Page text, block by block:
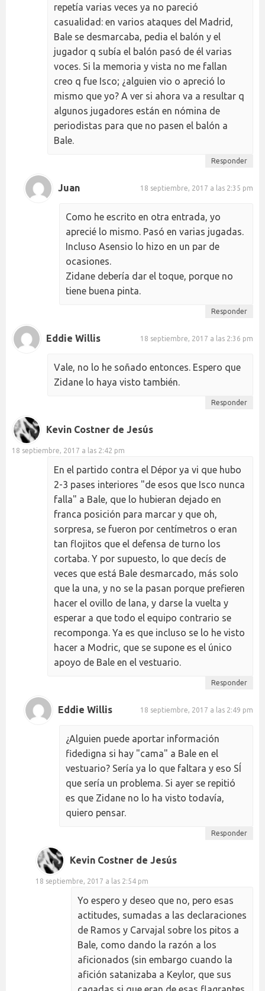
repetía varias veces ya no pareció
casualidad: en varios ataques del Madrid,
Bale se desmarcaba, pedia el balón y el
jugador q subía el balón pasó de él varias
voces. Si la memoria y vista no me fallan
creo q fue Isco; ¿alguien vio o apreció lo
mismo que yo? A ver si ahora va a resultar q
algunos jugadores están en nómina de
periodistas para que no pasen el balón a
Bale.
Responder
Juan 18 septiembre, 2017 a las 2:35 pm
Como he escrito en otra entrada, yo
aprecié lo mismo. Pasó en varias jugadas.
Incluso Asensio lo hizo en un par de
ocasiones.
Zidane debería dar el toque, porque no
tiene buena pinta.
Responder
Eddie Willis 18 septiembre, 2017 a las 2:36 pm
Vale, no lo he soñado entonces. Espero que
Zidane lo haya visto también.
Responder
Kevin Costner de Jesús
18 septiembre, 2017 a las 2:42 pm
En el partido contra el Dépor ya vi que hubo
2-3 pases interiores "de esos que Isco nunca
falla" a Bale, que lo hubieran dejado en
franca posición para marcar y que oh,
sorpresa, se fueron por centímetros o eran
tan flojitos que el defensa de turno los
cortaba. Y por supuesto, lo que decís de
veces que está Bale desmarcado, más solo
que la una, y no se la pasan porque prefieren
hacer el ovillo de lana, y darse la vuelta y
esperar a que todo el equipo contrario se
recomponga. Ya es que incluso se lo he visto
hacer a Modric, que se supone es el único
apoyo de Bale en el vestuario.
Responder
Eddie Willis 18 septiembre, 2017 a las 2:49 pm
¿Alguien puede aportar información
fidedigna si hay "cama" a Bale en el
vestuario? Sería ya lo que faltara y eso SÍ
que sería un problema. Si ayer se repitió
es que Zidane no lo ha visto todavía,
quiero pensar.
Responder
Kevin Costner de Jesús
18 septiembre, 2017 a las 2:54 pm
Yo espero y deseo que no, pero esas
actitudes, sumadas a las declaraciones
de Ramos y Carvajal sobre los pitos a
Bale, como dando la razón a los
aficionados (sin embargo cuando la
afición satanizaba a Keylor, que sus